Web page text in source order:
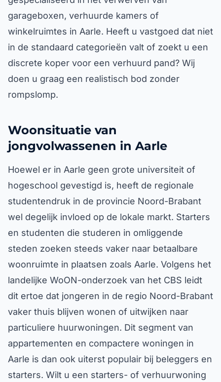
garageboxen, verhuurde kamers of
winkelruimtes in Aarle. Heeft u vastgoed dat niet
in de standaard categorieën valt of zoekt u een
discrete koper voor een verhuurd pand? Wij
doen u graag een realistisch bod zonder
rompslomp.
Woonsituatie van
jongvolwassenen in Aarle
Hoewel er in Aarle geen grote universiteit of
hogeschool gevestigd is, heeft de regionale
studentendruk in de provincie Noord-Brabant
wel degelijk invloed op de lokale markt. Starters
en studenten die studeren in omliggende
steden zoeken steeds vaker naar betaalbare
woonruimte in plaatsen zoals Aarle. Volgens het
landelijke WoON-onderzoek van het CBS leidt
dit ertoe dat jongeren in de regio Noord-Brabant
vaker thuis blijven wonen of uitwijken naar
particuliere huurwoningen. Dit segment van
appartementen en compactere woningen in
Aarle is dan ook uiterst populair bij beleggers en
starters. Wilt u een starters- of verhuurwoning